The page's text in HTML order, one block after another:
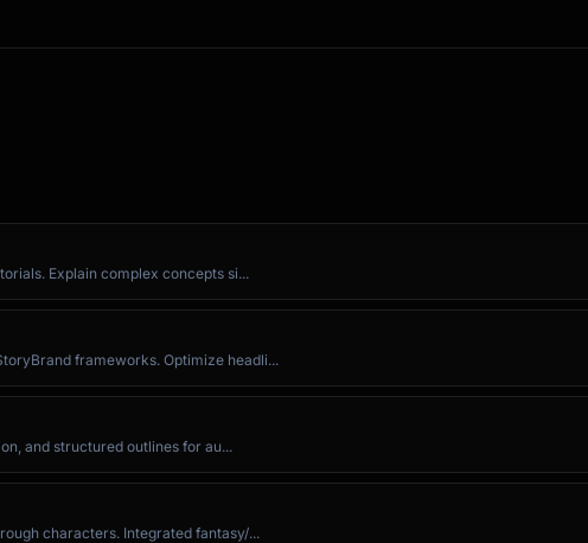
Explain complex concepts si...
frameworks. Optimize headli...
and structured outlines for au...
characters. Integrated fantasy/...